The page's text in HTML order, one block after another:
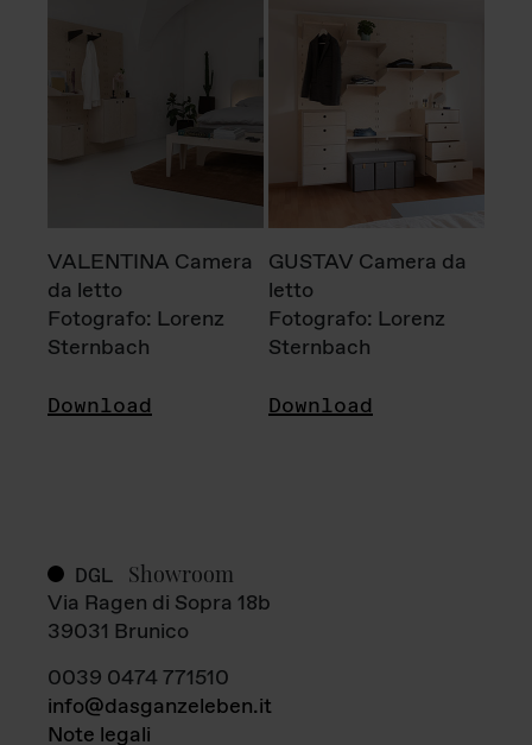
VALENTINA Camera
da letto
Fotografo: Lorenz
Sternbach
Download
GUSTAV Camera da
letto
Fotografo: Lorenz
Sternbach
Download
DGL Showroom
Via Ragen di Sopra 18b
39031 Brunico
0039 0474 771510
info@dasganzeleben.it
Note legali